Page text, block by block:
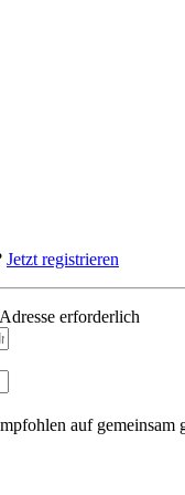
Jetzt registrieren
erforderlich
auf gemeinsam